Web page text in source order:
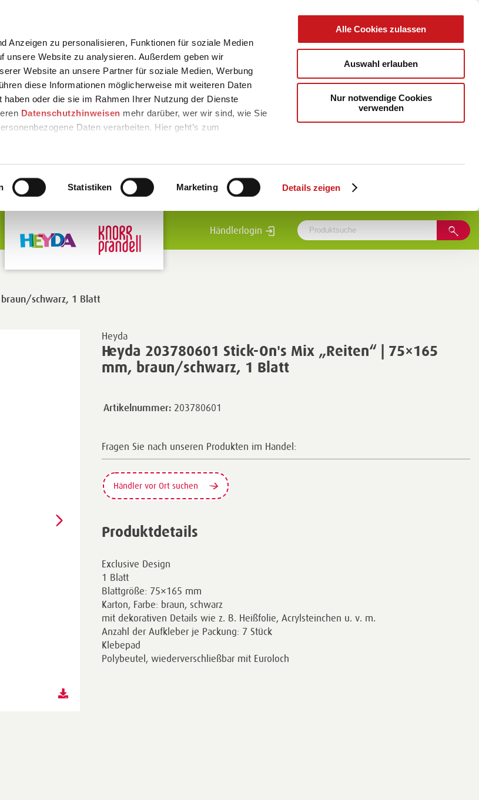
Anzeigen zu personalisieren, Funktionen für soziale Medien
unsere Website zu analysieren. Außerdem geben wir
Website an unsere Partner für soziale Medien, Werbung
diese Informationen möglicherweise mit weiteren Daten
oder die sie im Rahmen Ihrer Nutzung der Dienste
Datenschutzhinweisen mehr darüber, wer wir sind, wie Sie
Daten verarbeiten. Hier geht’s zum
Statistiken Marketing Details zeigen
Alle Cookies zulassen
Auswahl erlauben
Nur notwendige Cookies
verwenden
Händlerlogin
Heyda
Heyda 203780601 Stick-On's Mix „Reiten“ | 75×165
mm, braun/schwarz, 1 Blatt
braun/schwarz, 1 Blatt
Artikelnummer: 203780601
Fragen Sie nach unseren Produkten im Handel:
Händler vor Ort suchen
Produktdetails
Exclusive Design
1 Blatt
Blattgröße: 75×165 mm
Karton, Farbe: braun, schwarz
mit dekorativen Details wie z. B. Heißfolie, Acrylsteinchen u. v. m.
Anzahl der Aufkleber je Packung: 7 Stück
Klebepad
Polybeutel, wiederverschließbar mit Euroloch